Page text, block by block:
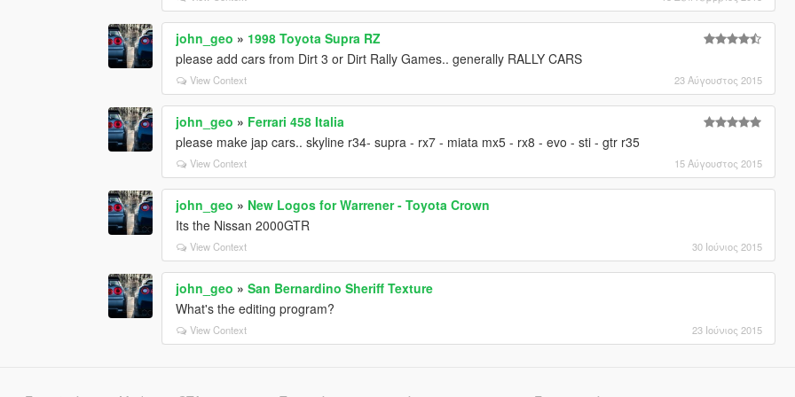
john_geo » 1998 Toyota Supra RZ
please add cars from Dirt 3 or Dirt Rally Games.. generally RALLY CARS
View Context 23 Αύγουστος 2015
john_geo » Ferrari 458 Italia
please make jap cars.. skyline r34- supra - rx7 - miata mx5 - rx8 - evo - sti - gtr r35
View Context 15 Αύγουστος 2015
john_geo » New Logos for Warrener - Toyota Crown
Its the Nissan 2000GTR
View Context 30 Ιούνιος 2015
john_geo »San Bernardino Sheriff Texture
What's the editing program?
View Context 23 Ιούνιος 2015